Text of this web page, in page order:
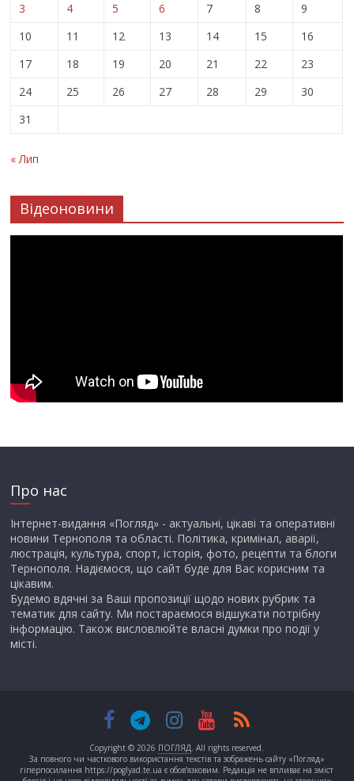
3
4 5 6 7 8
9
10
11 12 13 14 15
16
17
18 19 20 21 22
23
24
25 26 27 28 29
30
31
« Лип
Відеоновини
Про нас
Інтернет-видання «Погляд» - актуальні, цікаві та оперативні
новини Тернополя та області. Політика, кримінал, аварії,
люстрація, культура, спорт, історія, фото, рецепти та блоги
Тернополя. Надіємося, що сайт буде для Вас корисним та
цікавим.
Будемо вдячні за Ваші пропозиції щодо нових рубрик та
тематик для сайту. Ми постараємося відшукати потрібну
інформацію. Також висловлюйте власні думки про події у
місті.
Copyright © 2026 ПОГЛЯД . All rights reserved.
За повного чи часткового використання текстів та зображень сайту «Погляд»
гіперпосилання https://poglyad.te.ua є обов’язковим. Редакція не впливає на зміст